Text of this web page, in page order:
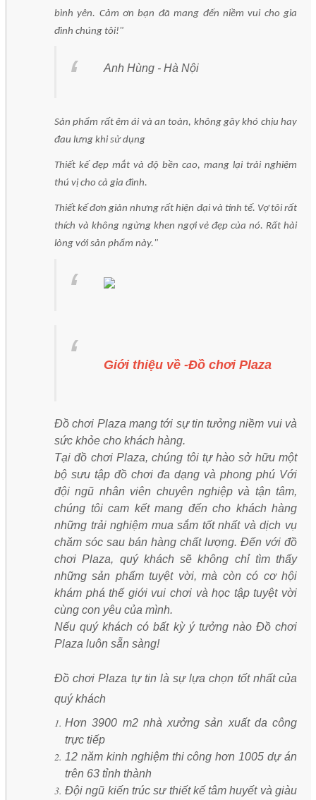
bình yên. Cảm ơn bạn đã mang đến niềm vui cho gia
đình chúng tôi!"
Anh Hùng - Hà Nội
Sản phẩm rất êm ái và an toàn, không gây khó chịu hay
đau lưng khi sử dụng
Thiết kế đẹp mắt và độ bền cao, mang lại trải nghiệm
thú vị cho cả gia đình.
Thiết kế đơn giản nhưng rất hiện đại và tinh tế. Vợ tôi rất
thích và không ngừng khen ngợi vẻ đẹp của nó. Rất hài
lòng với sản phẩm này."
Giới thiệu về -Đồ chơi Plaza
Đồ chơi Plaza mang tới sự tin tưởng niềm vui và
sức khỏe cho khách hàng.
Tại đồ chơi Plaza, chúng tôi tự hào sở hữu một
bộ sưu tập đồ chơi đa dạng và phong phú Với
đội ngũ nhân viên chuyên nghiệp và tận tâm,
chúng tôi cam kết mang đến cho khách hàng
những trải nghiệm mua sắm tốt nhất và dịch vụ
chăm sóc sau bán hàng chất lượng. Đến với đồ
chơi Plaza, quý khách sẽ không chỉ tìm thấy
những sản phẩm tuyệt vời, mà còn có cơ hội
khám phá thế giới vui chơi và học tập tuyệt vời
cùng con yêu của mình.
Nếu quý khách có bất kỳ ý tưởng nào Đồ chơi
Plaza luôn sẵn sàng!
Đồ chơi Plaza tự tin là sự lựa chọn tốt nhất của
quý khách
Hơn 3900 m2 nhà xưởng sản xuất da công
trực tiếp
12 năm kinh nghiệm thi công hơn 1005 dự án
trên 63 tỉnh thành
Đội ngũ kiến trúc sư thiết kế tâm huyết và giàu